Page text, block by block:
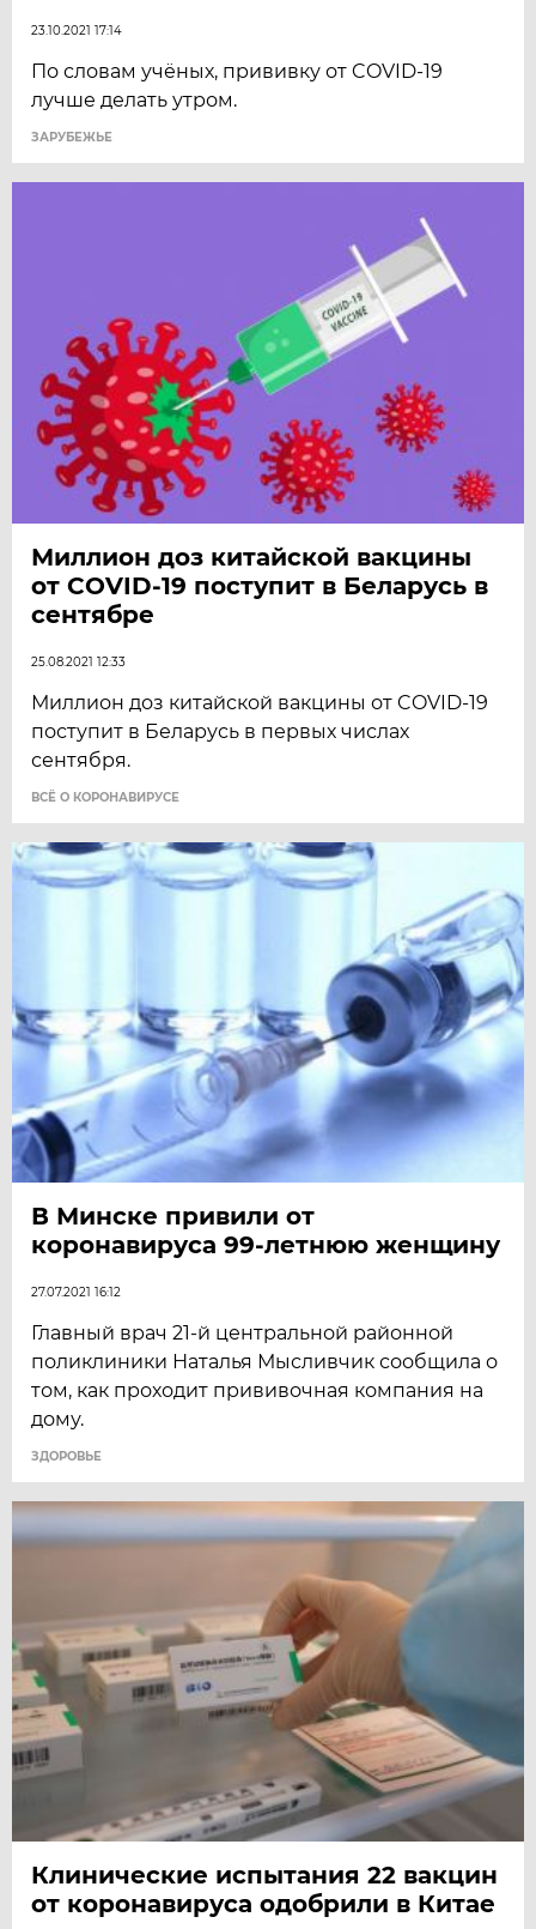
23.10.2021 17:14
По словам учёных, прививку от COVID-19
лучше делать утром.
ЗАРУБЕЖЬЕ
Миллион доз китайской вакцины
от COVID-19 поступит в Беларусь в
сентябре
25.08.2021 12:33
Миллион доз китайской вакцины от COVID-19
поступит в Беларусь в первых числах
сентября.
ВСЁ О КОРОНАВИРУСЕ
В Минске привили от
коронавируса 99-летнюю женщину
27.07.2021 16:12
Главный врач 21-й центральной районной
поликлиники Наталья Мысливчик сообщила о
том, как проходит прививочная компания на
дому.
ЗДОРОВЬЕ
Клинические испытания 22 вакцин
от коронавируса одобрили в Китае